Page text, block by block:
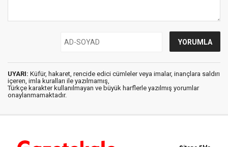
UYARI: Küfür, hakaret, rencide edici cümleler veya imalar, inançlara saldırı
içeren, imla kuralları ile yazılmamış,
Türkçe karakter kullanılmayan ve büyük harflerle yazılmış yorumlar
onaylanmamaktadır.